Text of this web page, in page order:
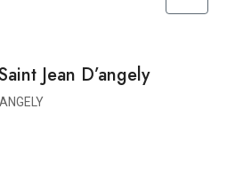
Jean D’angely